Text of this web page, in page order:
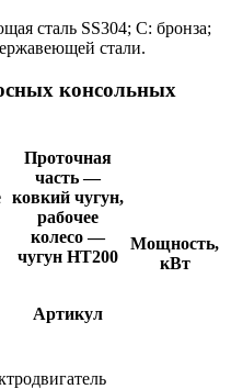
сталь SS304; C: бронза;
стали.
консольных
Проточная
часть —
ковкий чугун,
рабочее
колесо —
чугун HT200
Мощность,
кВт
Артикул